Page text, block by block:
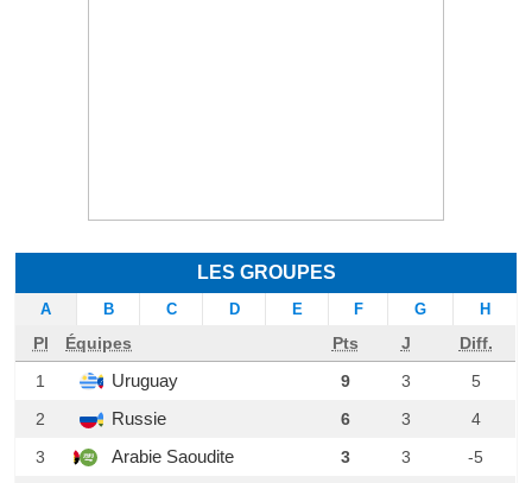
LES GROUPES
A B C D E F G H
Pl Équipes Pts J
Diff.
1
Uruguay 9 3
5
2
Russie 6 3
4
3
Arabie Saoudite 3 3
-5